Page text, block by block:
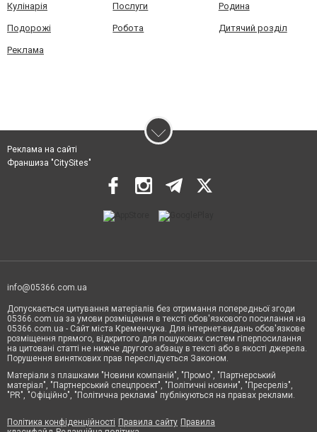
Кулінарія Послуги Родина
Подорожі Робота Дитячий розділ
Реклама
Реклама на сайті
Франшиза "CitySites"
info@05366.com.ua
Допускається цитування матеріалів без отримання попередньої згоди
05366.com.ua за умови розміщення в тексті обов'язкового посилання на
05366.com.ua - Сайт міста Кременчука. Для інтернет-видань обов'язкове
розміщення прямого, відкритого для пошукових систем гіперпосилання
на цитовані статті не нижче другого абзацу в тексті або в якості джерела.
Порушення виняткових прав переслідується Законом.
Матеріали з плашками "Новини компаній", "Промо", "Партнерський
матеріал", "Партнерський спецпроєкт", "Політичні новини", "Пресреліз",
"PR", "Офіційно", "Політична реклама" публікуються на правах реклами.
Політика конфіденційності Правила сайту Правила